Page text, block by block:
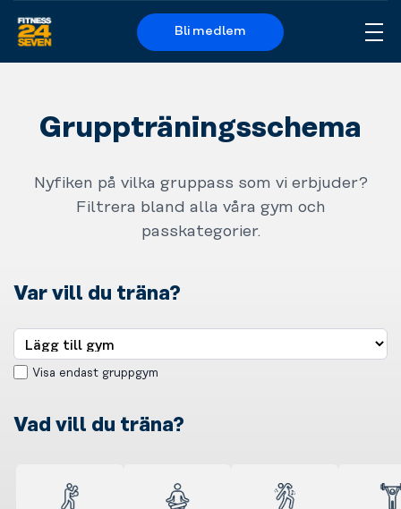
Logo
Bli medlem
Gruppträningsschema
Nyfiken på vilka gruppass som vi erbjuder?
Filtrera bland alla våra gym och
passkategorier.
Var vill du träna?
Visa endast gruppgym
Vad vill du träna?